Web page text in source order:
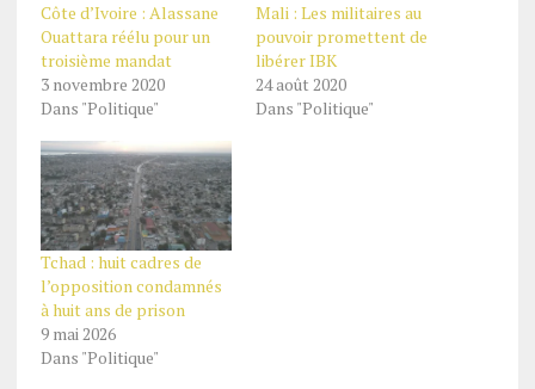
Côte d’Ivoire : Alassane
Ouattara réélu pour un
troisième mandat
3 novembre 2020
Dans "Politique"
Mali : Les militaires au
pouvoir promettent de
libérer IBK
24 août 2020
Dans "Politique"
Tchad : huit cadres de
l’opposition condamnés
à huit ans de prison
9 mai 2026
Dans "Politique"